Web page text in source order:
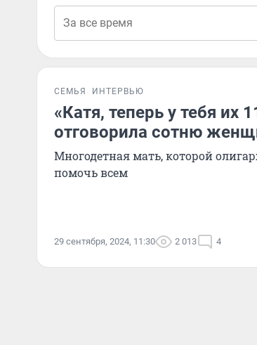
СЕМЬЯ ИНТЕРВЬЮ
«Катя, теперь у тебя их
отговорила сотню
Многодетная мать, которой
помочь всем
29 сентября, 2024, 11:30 2 013 4